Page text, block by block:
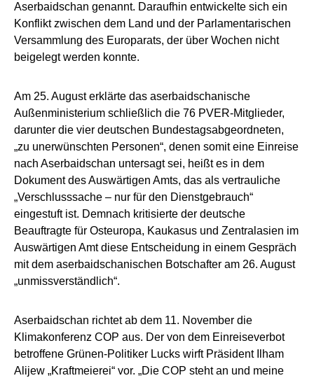
Aserbaidschan genannt. Daraufhin entwickelte sich ein
Konflikt zwischen dem Land und der Parlamentarischen
Versammlung des Europarats, der über Wochen nicht
beigelegt werden konnte.
Am 25. August erklärte das aserbaidschanische
Außenministerium schließlich die 76 PVER-Mitglieder,
darunter die vier deutschen Bundestagsabgeordneten,
„zu unerwünschten Personen“, denen somit eine Einreise
nach Aserbaidschan untersagt sei, heißt es in dem
Dokument des Auswärtigen Amts, das als vertrauliche
„Verschlusssache – nur für den Dienstgebrauch“
eingestuft ist. Demnach kritisierte der deutsche
Beauftragte für Osteuropa, Kaukasus und Zentralasien im
Auswärtigen Amt diese Entscheidung in einem Gespräch
mit dem aserbaidschanischen Botschafter am 26. August
„unmissverständlich“.
Aserbaidschan richtet ab dem 11. November die
Klimakonferenz COP aus. Der von dem Einreiseverbot
betroffene Grünen-Politiker Lucks wirft Präsident Ilham
Alijew „Kraftmeierei“ vor. „Die COP steht an und meine